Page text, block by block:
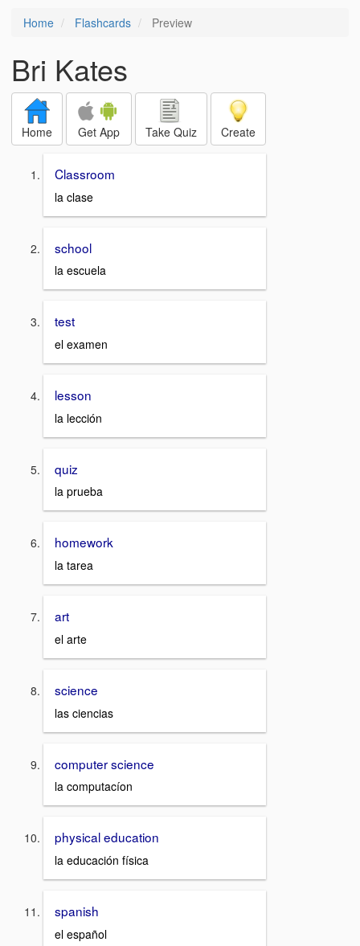
Home Flashcards Preview
Bri Kates
Home Get App Take Quiz Create
Classroom
la clase
school
la escuela
test
el examen
lesson
la lección
quiz
la prueba
homework
la tarea
art
el arte
science
las ciencias
computer science
la computacíon
physical education
la educación física
spanish
el español